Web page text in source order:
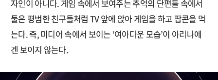
자인이 아니다. 게임 속에서 보여주는 추억의 단편들 속에서
둘은 평범한 친구들처럼 TV 앞에 앉아 게임을 하고 팝콘을 먹
는다. 즉, 미디어 속에서 보이는 ‘여아다운 모습’이 아리나에
겐 보이지 않는다.